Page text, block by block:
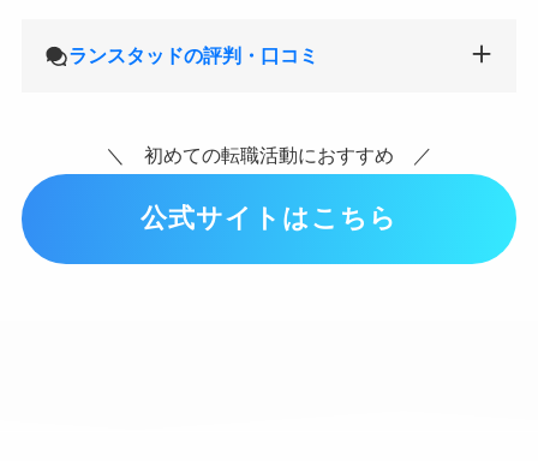
ランスタッドの評判・口コミ
＼ 初めての転職活動におすすめ ／
公式サイトはこちら